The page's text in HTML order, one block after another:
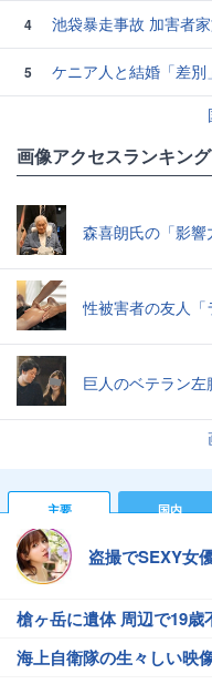
4 池袋暴走事故 加害者
5
ケニア人と結婚「差別
画像アクセスランキング
森喜朗氏の「影
性被害者の友人「
巨人のベテラン
主要 国内
盗撮でSEXY女
槍ヶ岳に遺体 周辺で19歳
海上自衛隊の生々しい映